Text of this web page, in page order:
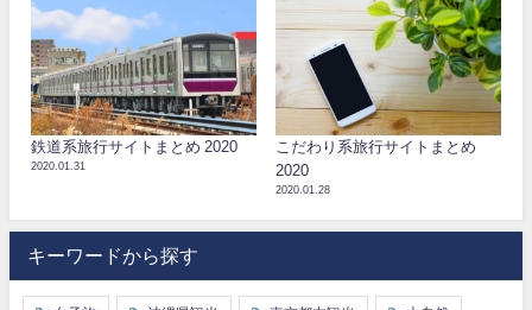
鉄道系旅行サイトまとめ 2020
2020.01.31
こだわり系旅行サイトまとめ
2020
2020.01.28
キーワードから探す